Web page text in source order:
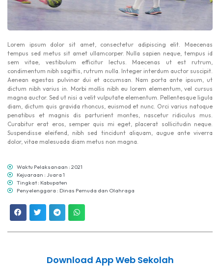
Lorem ipsum dolor sit amet, consectetur adipiscing elit. Maecenas
tempus sed metus sit amet ullamcorper. Nulla sapien neque, tempus id
sem vitae, vestibulum efficitur lectus. Maecenas ut est rutrum,
condimentum nibh sagittis, rutrum nulla. Integer interdum auctor suscipit.
Aenean egestas pulvinar dui et accumsan. Nam porta ante ipsum, ut
dictum nibh varius in. Morbi mollis nibh eu lorem elementum, vel cursus
magna auctor. Sed ut nisi a velit vulputate elementum. Pellentesque ligula
diam, dictum quis gravida rhoncus, euismod et nunc. Orci varius natoque
penatibus et magnis dis parturient montes, nascetur ridiculus mus.
Curabitur erat eros, semper quis mi eget, placerat sollicitudin neque.
Suspendisse eleifend, nibh sed tincidunt aliquam, augue ante viverra
dolor, vitae malesuada diam metus non magna.
Waktu Pelaksanaan : 2021
Kejuaraan : Juara 1
Tingkat : Kabupaten
Penyelenggara : Dinas Pemuda dan Olahraga
Download App Web Sekolah